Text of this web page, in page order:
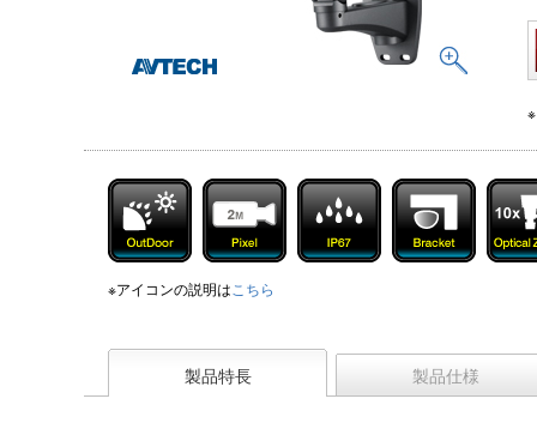
※アイコンの説明はこちら
製品特長 製品仕様